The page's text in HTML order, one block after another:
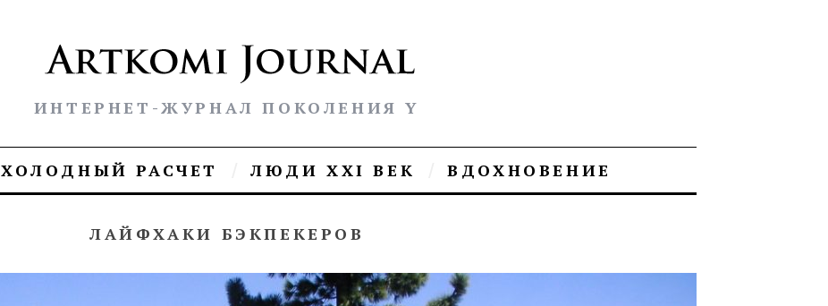
ИНТЕРНЕТ-ЖУРНАЛ ПОКОЛЕНИЯ Y
ХОЛОДНЫЙ РАСЧЕТ ЛЮДИ XXI ВЕК ВДОХНОВЕНИЕ
ЛАЙФХАКИ БЭКПЕКЕРОВ